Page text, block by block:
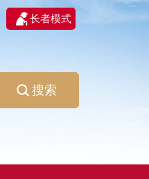
长者模式
搜索